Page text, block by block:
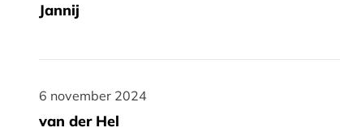
Jannij
6 november 2024
6 november 2024
van der Hel